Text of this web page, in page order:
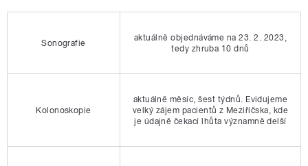
Sonografie
aktuálně objednáváme na 23. 2. 2023,
tedy zhruba 10 dnů
Kolonoskopie
aktuálně měsíc, šest týdnů. Evidujeme
velký zájem pacientů z Meziříčska, kde
je údajně čekací lhůta významně delší